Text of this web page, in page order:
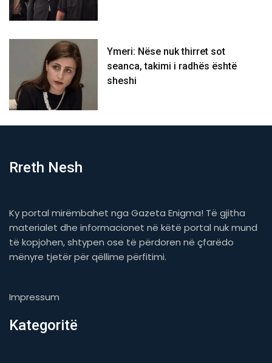
Ymeri: Nëse nuk thirret sot
seanca, takimi i radhës është
sheshi
Rreth Nesh
Ky portal mirëmbahet nga Gazeta Enigma! Të gjitha
materialet dhe informacionet në këtë portal nuk mund
të kopjohen, shtypen ose të përdoren në çfarëdo
mënyre tjetër për qëllime përfitimi.
Impressum
Kategoritë